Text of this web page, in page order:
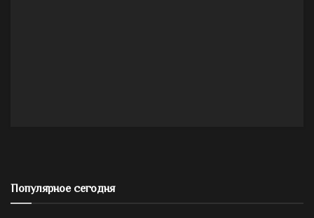
Популярное сегодня